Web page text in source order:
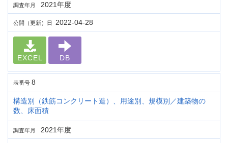
調査年月 2021年度
公開（更新）日 2022-04-28
EXCEL DB
表番号 8
構造別（鉄筋コンクリート造）、用途別、規模別／建築物の
数、床面積
調査年月 2021年度